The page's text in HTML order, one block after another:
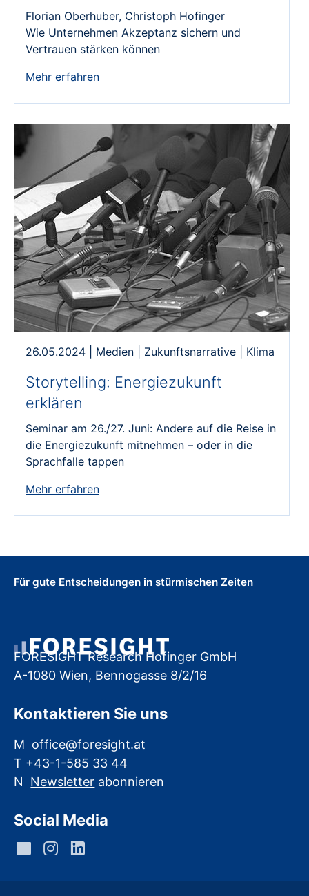
Florian Oberhuber, Christoph Hofinger
Wie Unternehmen Akzeptanz sichern und
Vertrauen stärken können
Mehr erfahren
26.05.2024 Medien Zukunftsnarrative Klima
Storytelling: Energiezukunft
erklären
Seminar am 26./27. Juni: Andere auf die Reise in
die Energiezukunft mitnehmen – oder in die
Sprachfalle tappen
Mehr erfahren
Für gute Entscheidungen in stürmischen Zeiten
FORESIGHT Research Hofinger GmbH
A-1080 Wien, Bennogasse 8/2/16
Kontaktieren Sie uns
M office@foresight.at
T +43-1-585 33 44
N
Newsletter abonnieren
Social Media